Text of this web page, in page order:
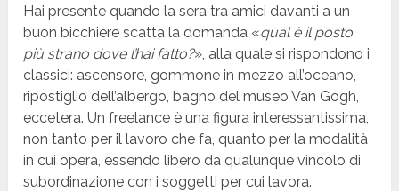
Hai presente quando la sera tra amici davanti a un
buon bicchiere scatta la domanda «qual è il posto
più strano dove l’hai fatto?», alla quale si rispondono i
classici: ascensore, gommone in mezzo all’oceano,
ripostiglio dell’albergo, bagno del museo Van Gogh,
eccetera. Un freelance è una figura interessantissima,
non tanto per il lavoro che fa, quanto per la modalità
in cui opera, essendo libero da qualunque vincolo di
subordinazione con i soggetti per cui lavora.